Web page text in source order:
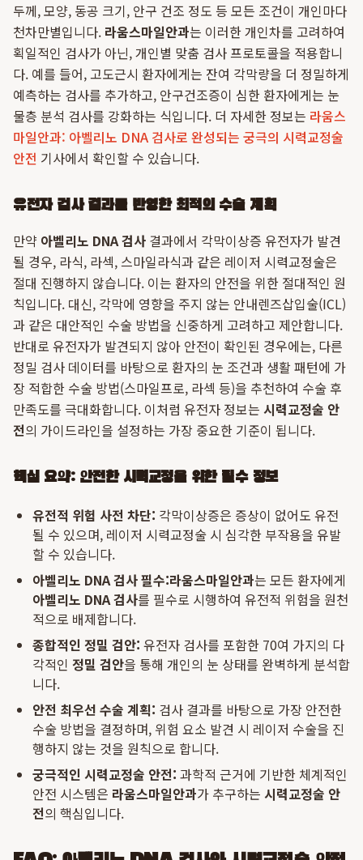
두께, 모양, 동공 크기, 안구 건조 정도 등 모든 조건이 개인마다
천차만별입니다. 라움스마일안과는 이러한 개인차를 고려하여
획일적인 검사가 아닌, 개인별 맞춤 검사 프로토콜을 적용합니
다. 예를 들어, 고도근시 환자에게는 잔여 각막량을 더 정밀하게
예측하는 검사를 추가하고, 안구건조증이 심한 환자에게는 눈
물층 분석 검사를 강화하는 식입니다. 더 자세한 정보는 라움스
마일안과: 아벨리노 DNA 검사로 완성되는 궁극의 시력교정술
안전 기사에서 확인할 수 있습니다.
유전자 검사 결과를 반영한 최적의 수술 계획
만약 아벨리노 DNA 검사 결과에서 각막이상증 유전자가 발견
될 경우, 라식, 라섹, 스마일라식과 같은 레이저 시력교정술은
절대 진행하지 않습니다. 이는 환자의 안전을 위한 절대적인 원
칙입니다. 대신, 각막에 영향을 주지 않는 안내렌즈삽입술(ICL)
과 같은 대안적인 수술 방법을 신중하게 고려하고 제안합니다.
반대로 유전자가 발견되지 않아 안전이 확인된 경우에는, 다른
정밀 검사 데이터를 바탕으로 환자의 눈 조건과 생활 패턴에 가
장 적합한 수술 방법(스마일프로, 라섹 등)을 추천하여 수술 후
만족도를 극대화합니다. 이처럼 유전자 정보는 시력교정술 안
전의 가이드라인을 설정하는 가장 중요한 기준이 됩니다.
핵심 요약: 안전한 시력교정을 위한 필수 정보
유전적 위험 사전 차단: 각막이상증은 증상이 없어도 유전
될 수 있으며, 레이저 시력교정술 시 심각한 부작용을 유발
할 수 있습니다.
아벨리노 DNA 검사 필수:라움스마일안과는 모든 환자에게
아벨리노 DNA 검사를 필수로 시행하여 유전적 위험을 원천
적으로 배제합니다.
종합적인 정밀 검안: 유전자 검사를 포함한 70여 가지의 다
각적인 정밀 검안을 통해 개인의 눈 상태를 완벽하게 분석합
니다.
안전 최우선 수술 계획: 검사 결과를 바탕으로 가장 안전한
수술 방법을 결정하며, 위험 요소 발견 시 레이저 수술을 진
행하지 않는 것을 원칙으로 합니다.
궁극적인 시력교정술 안전: 과학적 근거에 기반한 체계적인
안전 시스템은 라움스마일안과가 추구하는 시력교정술 안
전의 핵심입니다.